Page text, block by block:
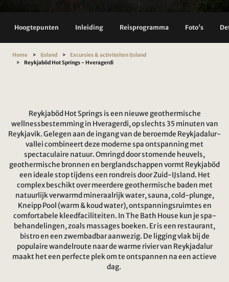
Hoogtepunten Inleiding Reisprogramma Foto's
Home IJsland
Excursies & activiteiten IJsland
Reykjaböd Hot Springs - Hveragerdi
Reykjaböd Hot Springs is een nieuwe geothermische
wellnessbestemming in Hveragerdi, op slechts 35 minuten van
Reykjavik. Gelegen aan de ingang van de beroemde Reykjadalur-
vallei combineert deze moderne spa ontspanning met
spectaculaire natuur. Omringd door stomende heuvels,
geothermische bronnen en berglandschappen vormt Reykjaböd
een ideale stop tijdens een rondreis door Zuid-IJsland. Het
complex beschikt over meerdere geothermische baden met
natuurlijk verwarmd mineraalrijk water, sauna, cold-plunge,
Kneipp Pool (warm & koud water), ontspanningsruimtes en
comfortabele kleedfaciliteiten. In The Bath House kun je spa-
behandelingen, zoals massages boeken. Er is een restaurant,
bistro en een zwembadbar aanwezig. De ligging vlak bij de
populaire wandelroute naar de warme rivier van Reykjadalur
maakt het een perfecte plek om te ontspannen na een actieve
dag.